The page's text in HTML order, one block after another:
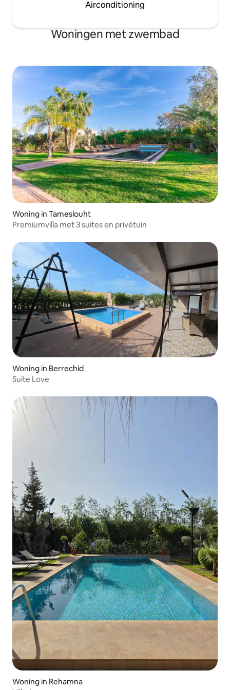
Airconditioning
Woningen met zwembad
Woning in Tameslouht
Premiumvilla met 3 suites en privétuin
Woning in Berrechid
Suite Love
Woning in Rehamna